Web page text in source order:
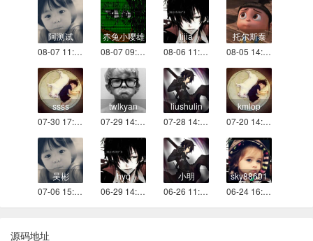
阿测试
08-07 11:57
赤兔小嘤雄
08-07 09:44
lijia
08-06 11:21
托尔斯泰
08-05 14:45
ssss
07-30 17:23
twlkyan
07-29 14:34
liushulin
07-28 14:24
kmlop
07-20 14:19
吴彬
07-06 15:05
hyq
06-29 14:31
小明
06-26 11:19
sky88601
06-24 16:56
源码地址